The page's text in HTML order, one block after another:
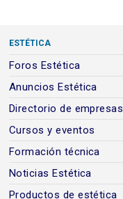
ESTÉTICA
Foros Estética
Anuncios Estética
Directorio de empresas
Cursos y eventos
Formación técnica
Noticias Estética
Productos de estética